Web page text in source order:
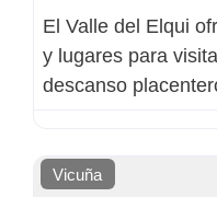
El Valle del Elqui
y lugares para
descanso
Vicuña